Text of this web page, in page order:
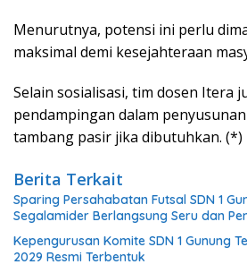
Menurutnya, potensi ini perlu
maksimal demi kesejahteraan
Selain sosialisasi, tim dosen Itera
pendampingan dalam
tambang pasir jika dibutuhkan. (*)
Berita Terkait
Sparing Persahabatan Futsal SDN 1
Segalamider Berlangsung Seru dan
Kepengurusan Komite SDN 1 Gunung
2029 Resmi Terbentuk